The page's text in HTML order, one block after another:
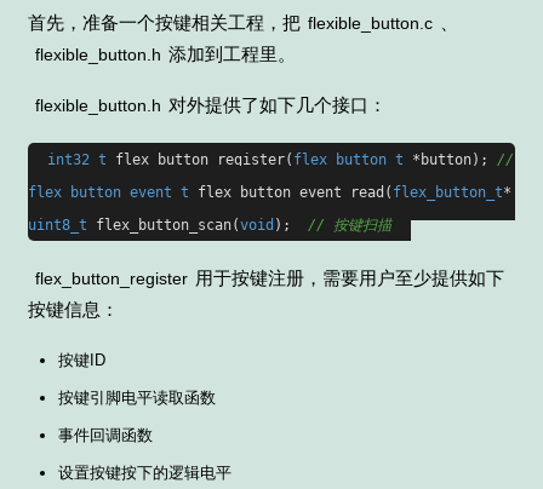
首先，准备一个按键相关工程，把 flexible_button.c 、
flexible_button.h 添加到工程里。
flexible_button.h 对外提供了如下几个接口：
int32_t flex_button_register( flex_button_t *button) ; // 按
flex_button_event_t
flex_button_event_read( flex_button_t*
uint8_t
flex_button_scan(void ) ; // 按键扫描
flex_button_register 用于按键注册，需要用户至少提供如下
按键信息：
按键ID
按键引脚电平读取函数
事件回调函数
设置按键按下的逻辑电平